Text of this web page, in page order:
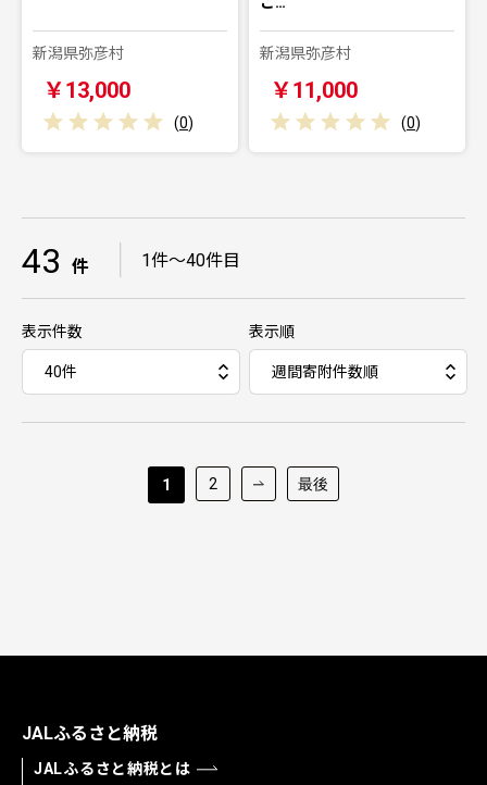
新潟県弥彦村
￥13,000
(0)
新潟県弥彦村
￥11,000
(0)
43 件 1件～40件目
表示件数 表示順
1 2 最後
JALふるさと納税
JALふるさと納税とは